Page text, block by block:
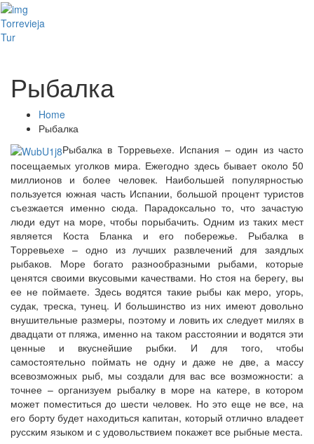
Torrevieja
Tur
Рыбалка
Home
Рыбалка
Рыбалка в Торревьехе. Испания – один из часто
посещаемых уголков мира. Ежегодно здесь бывает около 50
миллионов и более человек. Наибольшей популярностью
пользуется южная часть Испании, большой процент туристов
съезжается именно сюда. Парадоксально то, что зачастую
люди едут на море, чтобы порыбачить. Одним из таких мест
является Коста Бланка и его побережье. Рыбалка в
Торревьехе – одно из лучших развлечений для заядлых
рыбаков. Море богато разнообразными рыбами, которые
ценятся своими вкусовыми качествами. Но стоя на берегу, вы
ее не поймаете. Здесь водятся такие рыбы как меро, угорь,
судак, треска, тунец. И большинство из них имеют довольно
внушительные размеры, поэтому и ловить их следует милях в
двадцати от пляжа, именно на таком расстоянии и водятся эти
ценные и вкуснейшие рыбки. И для того, чтобы
самостоятельно поймать не одну и даже не две, а массу
всевозможных рыб, мы создали для вас все возможности: а
точнее – организуем рыбалку в море на катере, в котором
может поместиться до шести человек. Но это еще не все, на
его борту будет находиться капитан, который отлично владеет
русским языком и с удовольствием покажет все рыбные места.